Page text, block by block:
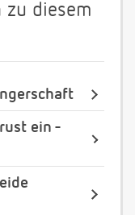
zu diesem
ein -